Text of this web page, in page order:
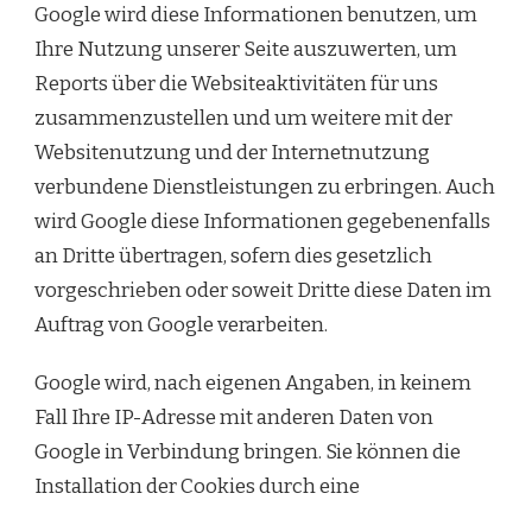
Google wird diese Informationen benutzen, um
Ihre Nutzung unserer Seite auszuwerten, um
Reports über die Websiteaktivitäten für uns
zusammenzustellen und um weitere mit der
Websitenutzung und der Internetnutzung
verbundene Dienstleistungen zu erbringen. Auch
wird Google diese Informationen gegebenenfalls
an Dritte übertragen, sofern dies gesetzlich
vorgeschrieben oder soweit Dritte diese Daten im
Auftrag von Google verarbeiten.
Google wird, nach eigenen Angaben, in keinem
Fall Ihre IP-Adresse mit anderen Daten von
Google in Verbindung bringen. Sie können die
Installation der Cookies durch eine